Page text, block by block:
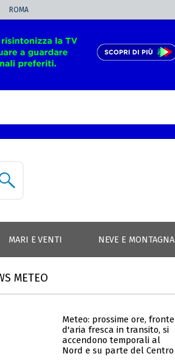
ROMA
MARI E VENTI NEVE E MONTAGNA
METEO
Meteo: prossime ore, fronte
d'aria fresca in transito, si
accendono temporali al
Nord e su parte del Centro